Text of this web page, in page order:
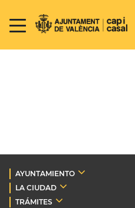
AYUNTAMIENTO
LA CIUDAD
TRÁMITES